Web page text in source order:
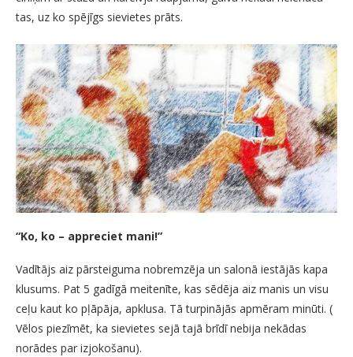
tas, uz ko spējīgs sievietes prāts.
“Ko, ko – appreciet mani!”
Vadītājs aiz pārsteiguma nobremzēja un salonā iestājās kapa
klusums. Pat 5 gadīgā meitenīte, kas sēdēja aiz manis un visu
ceļu kaut ko pļāpāja, apklusa. Tā turpinājās apmēram minūti. (
Vēlos piezīmēt, ka sievietes sejā tajā brīdī nebija nekādas
norādes par izjokošanu).